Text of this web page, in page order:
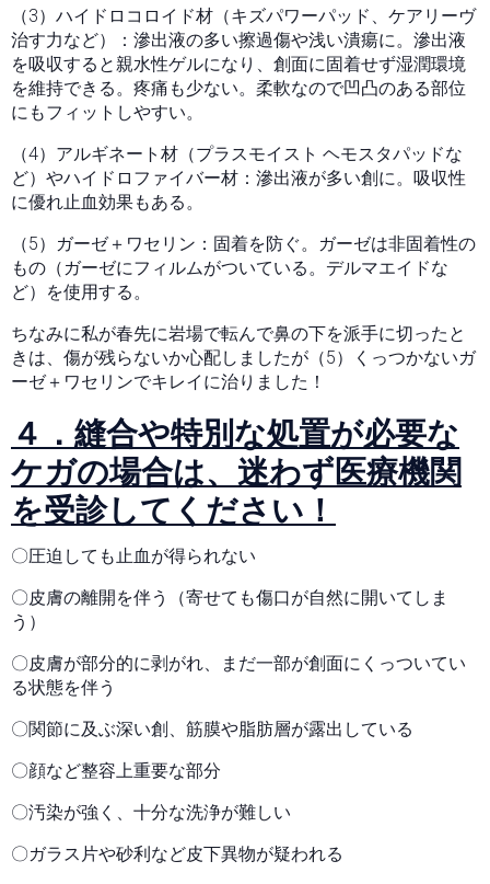
（3）ハイドロコロイド材（キズパワーパッド、ケアリーヴ
治す力など）：滲出液の多い擦過傷や浅い潰瘍に。滲出液
を吸収すると親水性ゲルになり、創面に固着せず湿潤環境
を維持できる。疼痛も少ない。柔軟なので凹凸のある部位
にもフィットしやすい。
（4）アルギネート材（プラスモイスト ヘモスタパッドな
ど）やハイドロファイバー材：滲出液が多い創に。吸収性
に優れ止血効果もある。
（5）ガーゼ＋ワセリン：固着を防ぐ。ガーゼは非固着性の
もの（ガーゼにフィルムがついている。デルマエイドな
ど）を使用する。
ちなみに私が春先に岩場で転んで鼻の下を派手に切ったと
きは、傷が残らないか心配しましたが（5）くっつかないガ
ーゼ＋ワセリンでキレイに治りました！
４．縫合や特別な処置が必要な
ケガの場合は、迷わず医療機関
を受診してください！
〇圧迫しても止血が得られない
〇皮膚の離開を伴う（寄せても傷口が自然に開いてしま
う）
〇皮膚が部分的に剥がれ、まだ一部が創面にくっついてい
る状態を伴う
〇関節に及ぶ深い創、筋膜や脂肪層が露出している
〇顔など整容上重要な部分
〇汚染が強く、十分な洗浄が難しい
〇ガラス片や砂利など皮下異物が疑われる